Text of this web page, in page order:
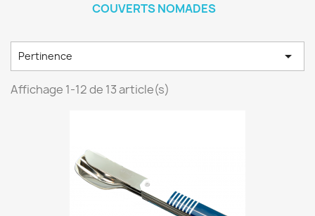
COUVERTS NOMADES
Pertinence 
Affichage 1-12 de 13 article(s)